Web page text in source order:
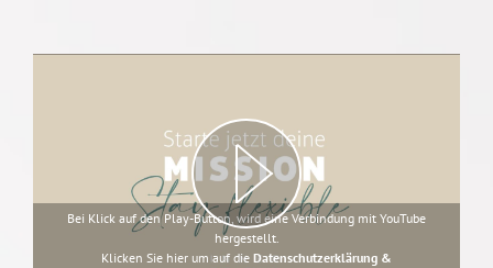
Bei Klick auf den Play-Button, wird eine Verbindung mit YouTube
hergestellt.
Klicken Sie hier um auf die Datenschutzerklärung &